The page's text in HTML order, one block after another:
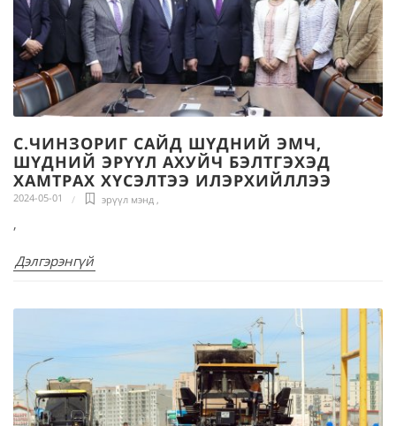
С.ЧИНЗОРИГ САЙД ШҮДНИЙ ЭМЧ,
ШҮДНИЙ ЭРҮҮЛ АХУЙЧ БЭЛТГЭХЭД
ХАМТРАХ ХҮСЭЛТЭЭ ИЛЭРХИЙЛЛЭЭ
2024-05-01 эрүүл мэнд ,
,
Дэлгэрэнгүй